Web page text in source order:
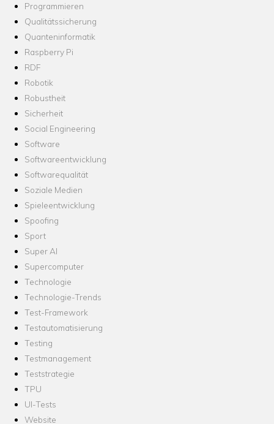
Programmieren
Qualitätssicherung
Quanteninformatik
Raspberry Pi
RDF
Robotik
Robustheit
Sicherheit
Social Engineering
Software
Softwareentwicklung
Softwarequalität
Soziale Medien
Spieleentwicklung
Spoofing
Sport
Super AI
Supercomputer
Technologie
Technologie-Trends
Test-Framework
Testautomatisierung
Testing
Testmanagement
Teststrategie
TPU
UI-Tests
Website